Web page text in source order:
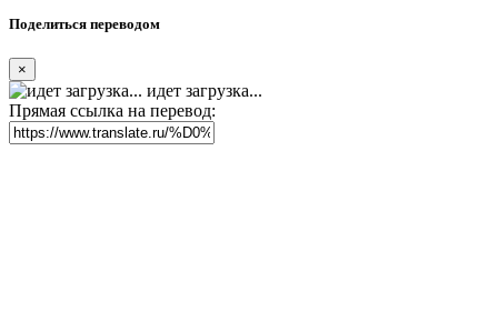
Поделиться переводом
×
идет загрузка...
Прямая ссылка на перевод: